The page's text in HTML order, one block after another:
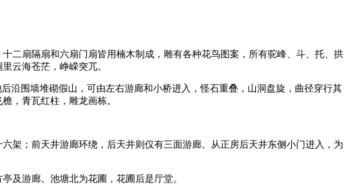
扇隔扇和六扇门扇皆用楠木制成，雕有各种花鸟图案，所有驼峰、斗、托、拱
云海苍茫，峥嵘突兀。
围墙堆砌假山，可由左右游廊和小桥进入，怪石重叠，山洞盘旋，曲径穿行其
，青瓦红柱，雕龙画栋。
；前天井游廊环绕，后天井则仅有三面游廊。从正房后天井东侧小门进入，为
游廊。池塘北为花圃，花圃后是厅堂。